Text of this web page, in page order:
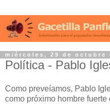
miércoles, 29 de octubre
Política - Pablo
Como preveíamos, Pablo
como próximo hombre fuerte